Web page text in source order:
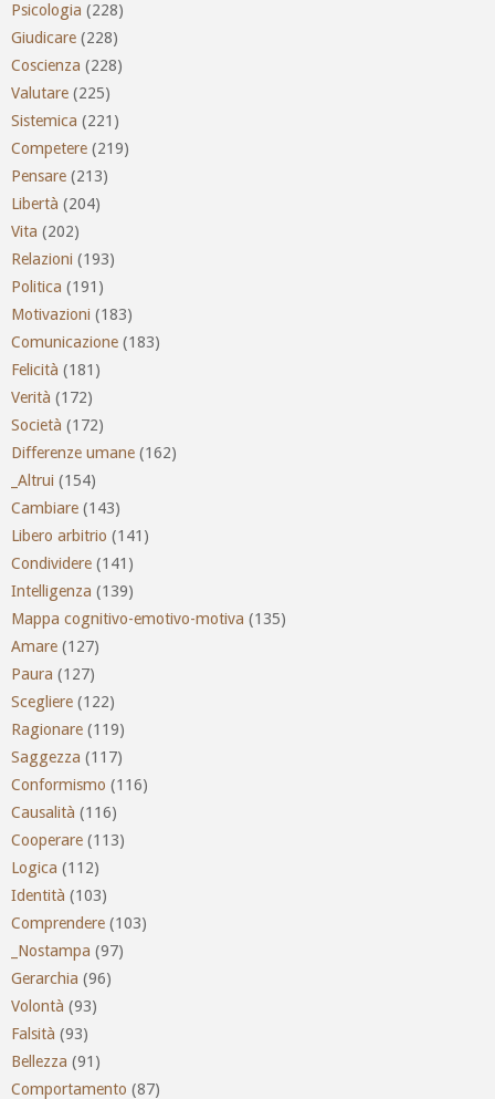
Psicologia (228)
Giudicare (228)
Coscienza (228)
Valutare (225)
Sistemica (221)
Competere (219)
Pensare (213)
Libertà (204)
Vita (202)
Relazioni (193)
Politica (191)
Motivazioni (183)
Comunicazione (183)
Felicità (181)
Verità (172)
Società (172)
Differenze umane (162)
_Altrui (154)
Cambiare (143)
Libero arbitrio (141)
Condividere (141)
Intelligenza (139)
Mappa cognitivo-emotivo-motiva (135)
Amare (127)
Paura (127)
Scegliere (122)
Ragionare (119)
Saggezza (117)
Conformismo (116)
Causalità (116)
Cooperare (113)
Logica (112)
Identità (103)
Comprendere (103)
_Nostampa (97)
Gerarchia (96)
Volontà (93)
Falsità (93)
Bellezza (91)
Comportamento (87)